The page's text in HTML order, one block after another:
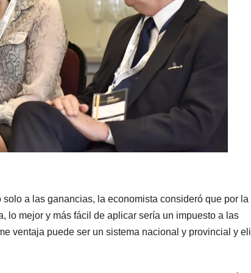
a las ganancias, la economista consideró que por la
lo mejor y más fácil de aplicar sería un impuesto a las
ventaja puede ser un sistema nacional y provincial y